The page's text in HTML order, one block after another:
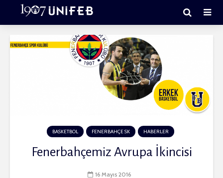
BASKETBOL FENERBAHÇE SK HABERLER
Fenerbahçemiz Avrupa İkincisi
16 Mayıs 2016